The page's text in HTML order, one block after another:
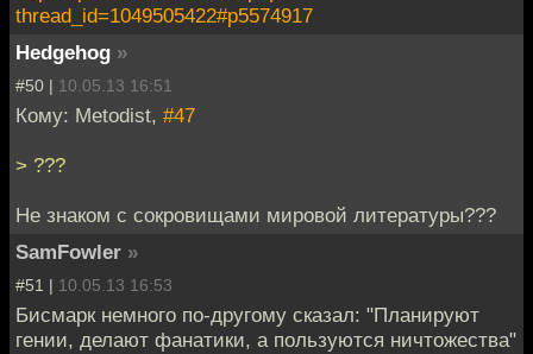
thread_id=1049505422#p5574917
Hedgehog »
#50 | 10.05.13 16:51
Кому: Metodist, #47
> ???
Не знаком с сокровищами мировой литературы???
SamFowler »
#51 | 10.05.13 16:53
Бисмарк немного по-другому сказал: "Планируют
гении, делают фанатики, а пользуются ничтожества"